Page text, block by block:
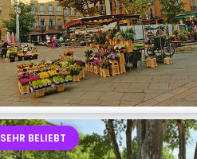
SEHR BELIEBT